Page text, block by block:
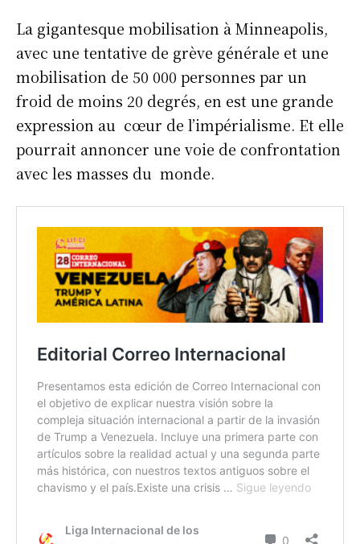
La gigantesque mobilisation à Minneapolis,
avec une tentative de grève générale et une
mobilisation de 50 000 personnes par un
froid de moins 20 degrés, en est une grande
expression au cœur de l’impérialisme. Et elle
pourrait annoncer une voie de confrontation
avec les masses du monde.